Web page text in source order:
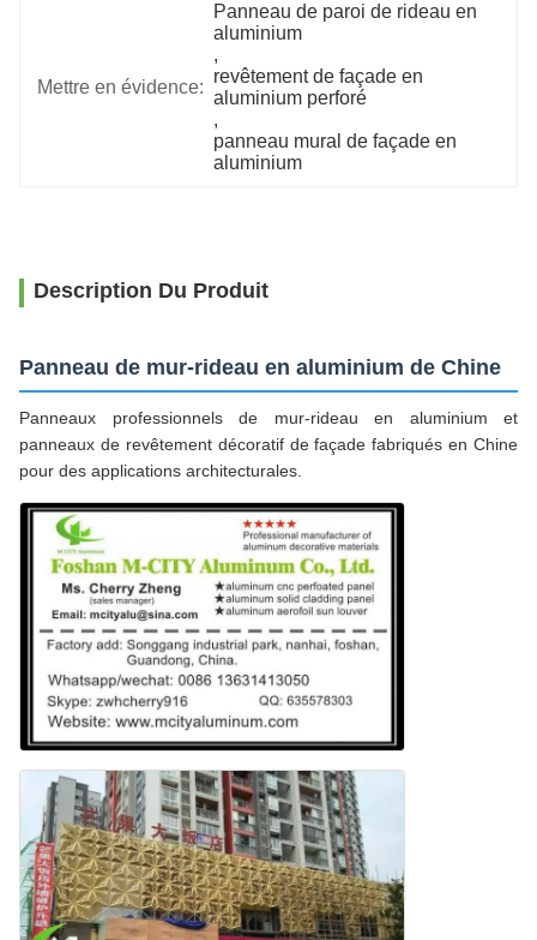
Mettre en évidence:
Panneau de paroi de rideau en
aluminium
,
revêtement de façade en
aluminium perforé
,
panneau mural de façade en
aluminium
Description Du Produit
Panneau de mur-rideau en aluminium de Chine
Panneaux professionnels de mur-rideau en aluminium et
panneaux de revêtement décoratif de façade fabriqués en Chine
pour des applications architecturales.